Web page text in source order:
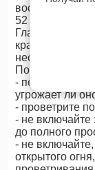
52 единицы
Главное
краю
После ухода
- перед тем,
угрожает ли
- проветрите
- не
до полного
- не
открытого